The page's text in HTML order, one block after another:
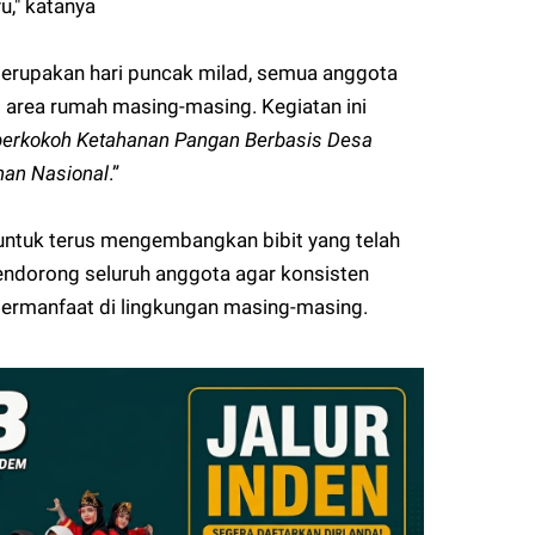
katanya
hari puncak milad, semua anggota
rumah masing-masing. Kegiatan ini
Ketahanan Pangan Berbasis Desa
Nasional.”
terus mengembangkan bibit yang telah
seluruh anggota agar konsisten
di lingkungan masing-masing.